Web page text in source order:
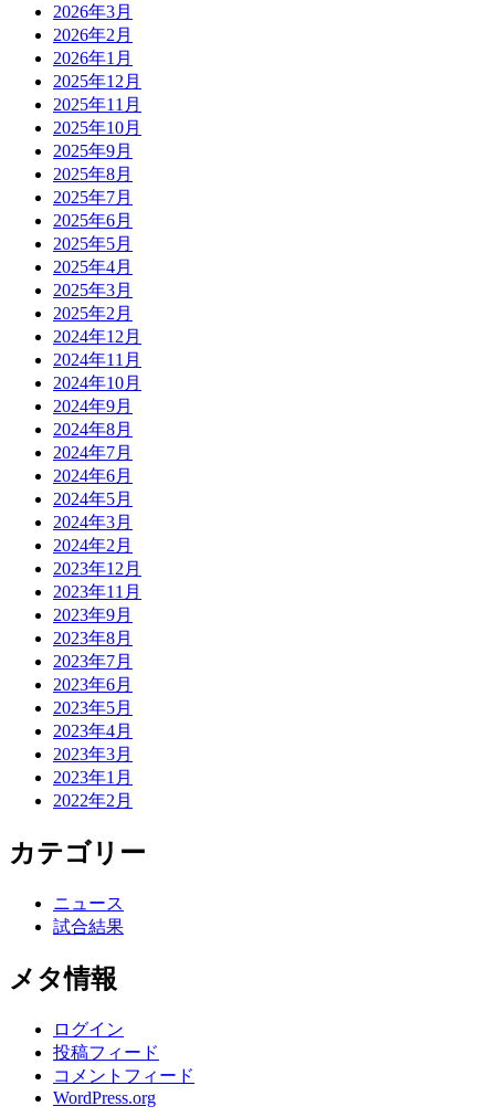
2026年3月
2026年2月
2026年1月
2025年12月
2025年11月
2025年10月
2025年9月
2025年8月
2025年7月
2025年6月
2025年5月
2025年4月
2025年3月
2025年2月
2024年12月
2024年11月
2024年10月
2024年9月
2024年8月
2024年7月
2024年6月
2024年5月
2024年3月
2024年2月
2023年12月
2023年11月
2023年9月
2023年8月
2023年7月
2023年6月
2023年5月
2023年4月
2023年3月
2023年1月
2022年2月
カテゴリー
ニュース
試合結果
メタ情報
ログイン
投稿フィード
コメントフィード
WordPress.org